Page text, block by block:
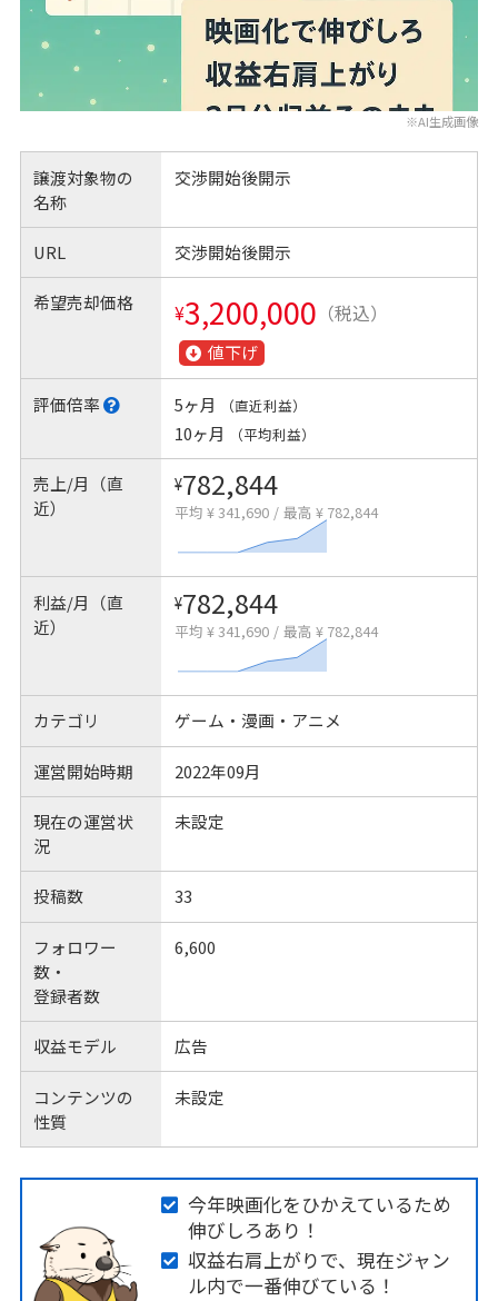
※AI生成画像
譲渡対象物の
名称
交渉開始後開示
URL 交渉開始後開示
希望売却価格 ¥3,200,000 （税込）
値下げ
評価倍率 5ヶ月 （直近利益）
10ヶ月 （平均利益）
売上/月（直
近）
¥782,844
平均 ¥ 341,690 / 最高 ¥ 782,844
利益/月（直
近）
¥782,844
平均 ¥ 341,690 / 最高 ¥ 782,844
カテゴリ ゲーム・漫画・アニメ
運営開始時期 2022年09月
現在の運営状
況
未設定
投稿数 33
フォロワー
数・
登録者数
6,600
収益モデル 広告
コンテンツの
性質
未設定
今年映画化をひかえているため
伸びしろあり！
収益右肩上がりで、現在ジャン
ル内で一番伸びている！